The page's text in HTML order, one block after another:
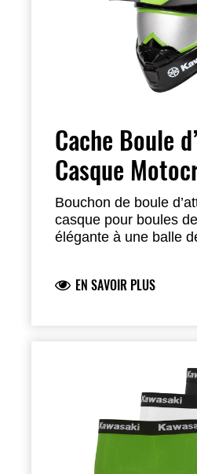
Cache Boule
Casque
Bouchon de boule
casque pour boules
élégante à une balle
EN SAVOIR PLUS